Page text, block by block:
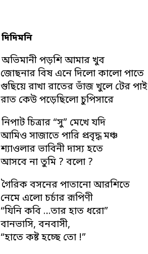
দিদিমনি
অভিমানী পড়শি আমার খুব
জোছনার বিষ এনে দিলো কালো পাতে
গুছিয়ে রাখা রাতের ভাঁজ খুলে টের পাই
রাত কেউ পড়েছিলো চুপিসারে
নিপাট চিত্রার “সু” মেখে যদি
আমিও সাজাতে পারি প্রবৃদ্ধ মঞ্চ
শ্যাওলার ভাবিনী দাস্য হতে
আসবে না তুমি ? বলো ?
গৈরিক বসনের পাতানো আরশিতে
নেমে এলো চর্চার রূপিণী
“যিনি কবি …তার হাত ধরো”
বানভাসি, বনবাসী,
“হাতে কষ্ট হচ্ছে তো !”